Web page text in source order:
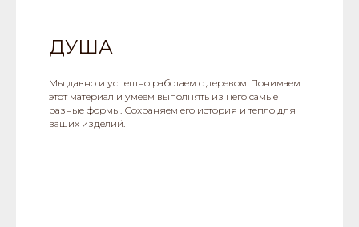
ДУША
Мы давно и успешно работаем с деревом. Понимаем
этот материал и умеем выполнять из него самые
разные формы. Сохраняем его история и тепло для
ваших изделий.